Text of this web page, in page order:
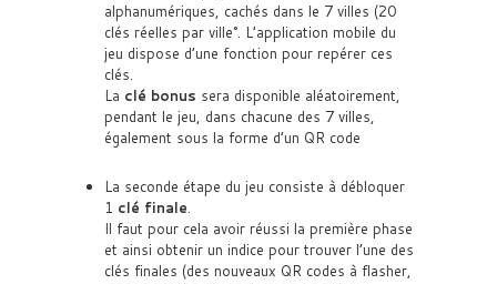
alphanumériques, cachés dans le 7 villes (20
clés réelles par ville°. L’application mobile du
jeu dispose d’une fonction pour repérer ces
clés.
La clé bonus sera disponible aléatoirement,
pendant le jeu, dans chacune des 7 villes,
également sous la forme d’un QR code
La seconde étape du jeu consiste à débloquer
1 clé finale.
Il faut pour cela avoir réussi la première phase
et ainsi obtenir un indice pour trouver l’une des
clés finales (des nouveaux QR codes à flasher,